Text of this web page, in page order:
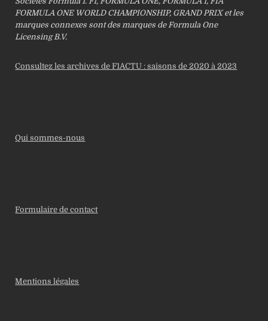
FORMULA ONE WORLD CHAMPIONSHIP, GRAND PRIX et les
marques connexes sont des marques de Formula One
Licensing B.V.
Consultez les archives de F1ACTU : saisons de 2020 à 2023
Qui sommes-nous
Formulaire de contact
Mentions légales